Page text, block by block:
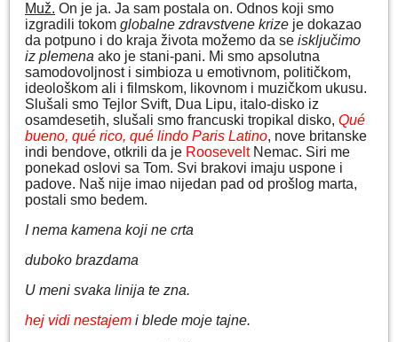
Muž. On je ja. Ja sam postala on. Odnos koji smo
izgradili tokom globalne zdravstvene krize je dokazao
da potpuno i do kraja života možemo da se isključimo
iz plemena ako je stani-pani. Mi smo apsolutna
samodovoljnost i simbioza u emotivnom, političkom,
ideološkom ali i filmskom, likovnom i muzičkom ukusu.
Slušali smo Tejlor Svift, Dua Lipu, italo-disko iz
osamdesetih, slušali smo francuski tropikal disko, Qué
bueno, qué rico, qué lindo Paris Latino, nove britanske
indi bendove, otkrili da je RooseveltNemac. Siri me
ponekad oslovi sa Tom. Svi brakovi imaju uspone i
padove. Naš nije imao nijedan pad od prošlog marta,
postali smo bedem.
I nema kamena koji ne crta
duboko brazdama
U meni svaka linija te zna.
hej vidi nestajem i blede moje tajne.